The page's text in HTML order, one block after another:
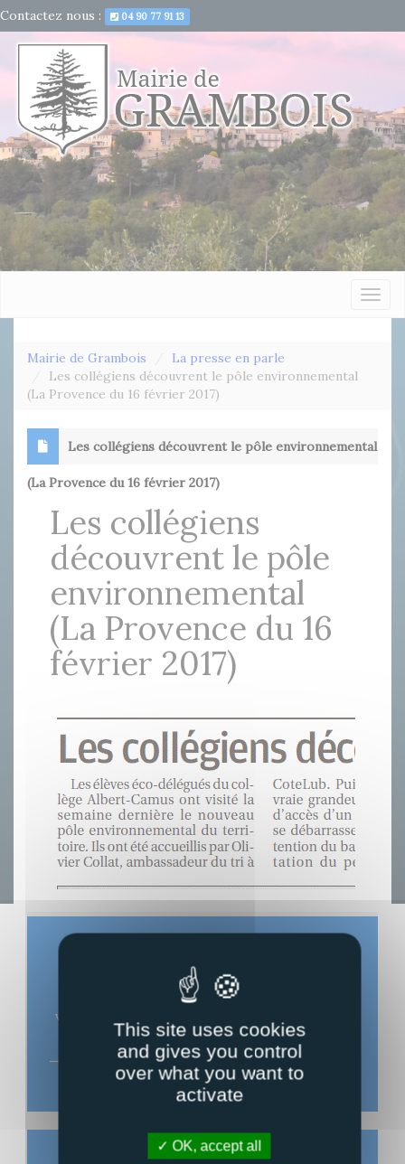
Contactez nous : 04 90 77 91 13
Mairie de Grambois
La presse en parle
Les collégiens découvrent le pôle environnemental
(La Provence du 16 février 2017)
Les collégiens découvrent le pôle environnemental
(La Provence du 16 février 2017)
Les collégiens
découvrent le pôle
environnemental
(La Provence du 16
février 2017)
Le ciel sur Grambois
Découvrez notre station météo, installée sur le
village, qui donne la situation météorologique en
cours ou passée.
Station météo Grambois
This site uses cookies
and gives you control
over what you want to
activate
OK, accept all